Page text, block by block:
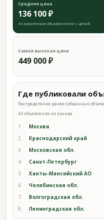
Средняя цена
136 100 ₽
по архивным объявлениям с ценой
Самая высокая цена
449 000 ₽
Где публиковали
Распределение ранее собранных
44 объявления из архива
1 Москва
2 Краснодарский край
3 Московская обл.
4 Санкт-Петербург
5 Ханты-Мансийский АО
6 Челябинская обл.
7 Волгоградская обл.
8 Ленинградская обл.